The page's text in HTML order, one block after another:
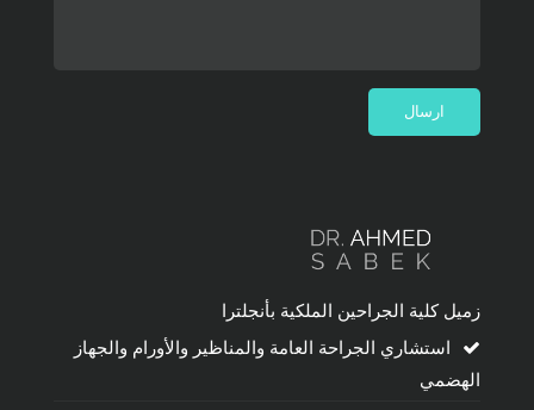
زميل كلية الجراحين الملكية بأنجلترا
استشاري الجراحة العامة والمناظير والأورام والجهاز
الهضمي